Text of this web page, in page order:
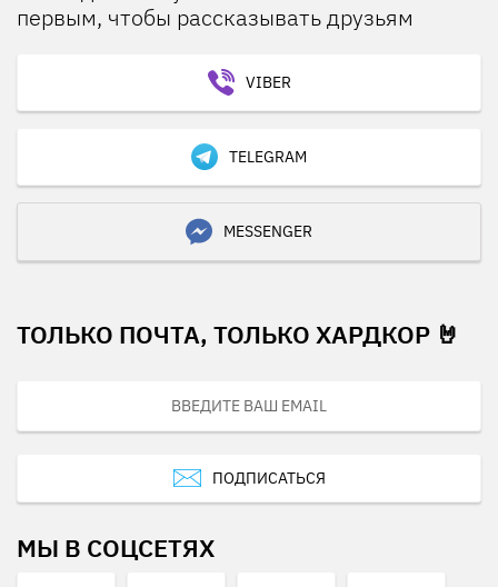
первым, чтобы рассказывать друзьям
VIBER
TELEGRAM
MESSENGER
ТОЛЬКО ПОЧТА, ТОЛЬКО ХАРДКОР 🤘
ПОДПИСАТЬСЯ
МЫ В СОЦСЕТЯХ